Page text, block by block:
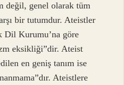
değil, genel olarak tüm
bir tutumdur. Ateistler
Dil Kurumu’na göre
eksikliği”dir. Ateist
en geniş tanım ise
Ateistlere